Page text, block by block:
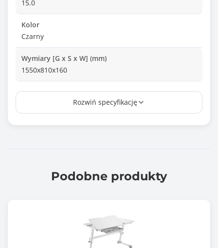
15.0
Kolor
Czarny
Wymiary [G x S x W] (mm)
1550x810x160
Waga netto (kg)
Zawartość opakowania
Informacje dodatkowe
Umożliwia pracę w pozycji siedzącej lub stojącej
Maksymalne obciążenie: 15 kg
Rozwiń specyfikację
Podobne produkty